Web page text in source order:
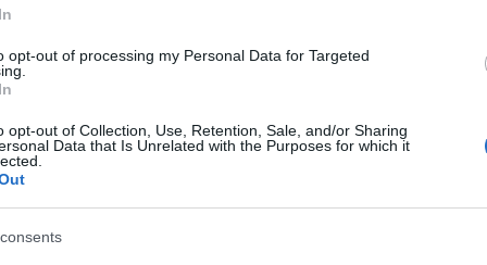
opt-out of processing my Personal Data for Targeted
opt-out of Collection, Use, Retention, Sale, and/or Sharing
Data that Is Unrelated with the Purposes for which it
hogy rossz vagy, buta vagy, hanem a
pedig fontosak a számára. Ha egy kétévesnek
ő veszi át az irányítást, megrémül. Ezért nem
Mindezek mellett néhány kérdésben
zoknit szeretné a kék helyett felvenni, ám
kell-e zokni télen vagy sem.
nem tud eredményeket elérni. Sok esetben
Ésszerű keretek között, fél szemmel
el valami mással foglalkozni. Idővel a gyermek
jobb program, ha bekapcsolódik az anya